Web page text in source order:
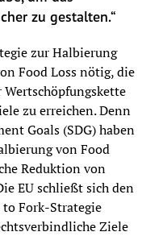
zu gestalten.“
zur Halbierung
Food Loss nötig, die
zu erreichen. Denn
Goals (SDG) haben
von Food
Reduktion von
EU schließt sich den
Fork-Strategie
Ziele